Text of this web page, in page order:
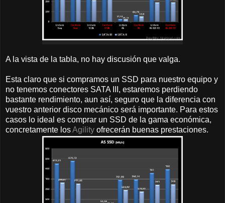
A la vista de la tabla, no hay discusión que valga.
Esta claro que si compramos un SSD para nuestro equipo y
no tenemos conectores SATA III, estaremos perdiendo
bastante rendimiento, aun así, seguro que la diferencia con
vuestro anterior disco mecánico será importante. Para estos
casos lo ideal es comprar un SSD de la gama económica,
concretamente losAgility ofrecerán buenas prestaciones.